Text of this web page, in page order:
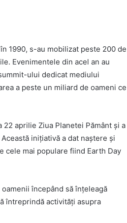
1990, s-au mobilizat peste 200 de
Evenimentele din acel an au
ului dedicat mediului
a peste un miliard de oameni ce
aprilie Ziua Planetei Pământ și a
inițiativă a dat naștere și
cele mai populare fiind Earth Day
începând să înțeleagă
întreprindă activități asupra